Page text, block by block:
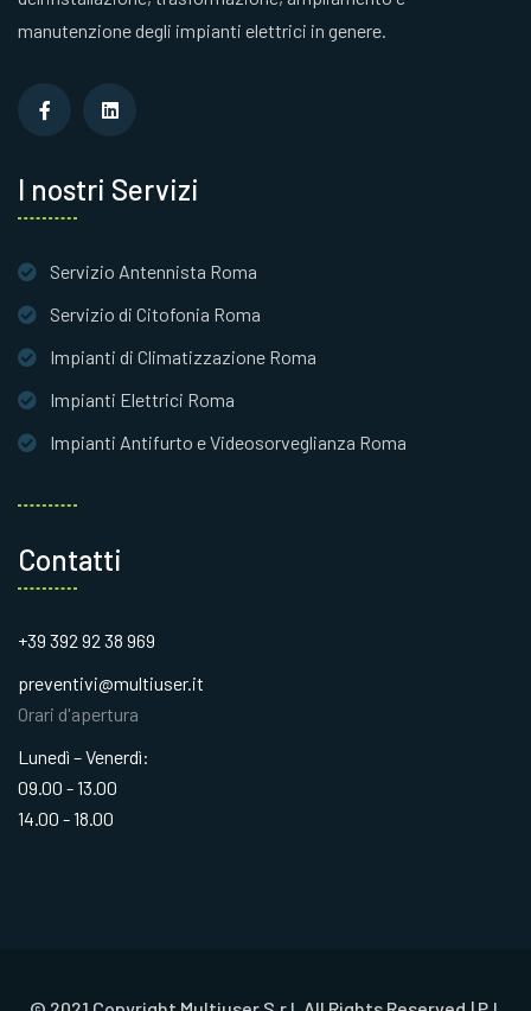
manutenzione degli impianti elettrici in genere.
I nostri Servizi
Servizio Antennista Roma
Servizio di Citofonia Roma
Impianti di Climatizzazione Roma
Impianti Elettrici Roma
Impianti Antifurto e Videosorveglianza Roma
Contatti
+39 392 92 38 969
preventivi@multiuser.it
Orari d'apertura
Lunedì – Venerdì:
09.00 - 13.00
14.00 - 18.00